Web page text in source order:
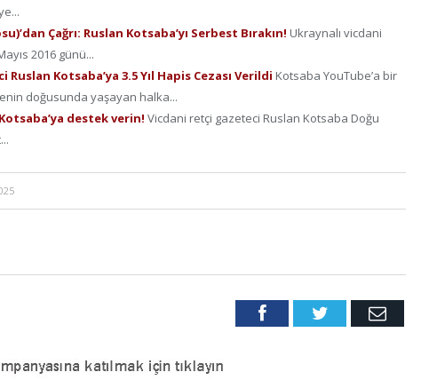
Çağrı: Ruslan Kotsaba’yı Serbest Bırakın! Ukraynalı vicdani
2016 günü...
Kotsaba’ya 3.5 Yıl Hapis Cezası Verildi Kotsaba YouTube’a bir
doğusunda yaşayan halka...
destek verin! Vicdani retçi gazeteci Ruslan Kotsaba Doğu
FacebookTwitter Email